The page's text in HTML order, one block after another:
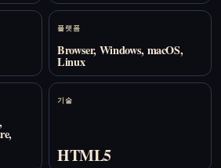
플랫폼
Browser, Windows, macOS,
Linux
기술
HTML5